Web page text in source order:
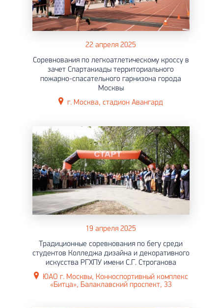
22 апреля 2025
Соревнования по легкоатлетическому кроссу в
зачет Спартакиады территориального
пожарно-спасательного гарнизона города
Москвы
г. Москва, стадион Авангард
19 апреля 2025
Традиционные соревнования по бегу среди
студентов Колледжа дизайна и декоративного
искусства РГХПУ имени С.Г. Строганова
ЮАО г. Москвы, Конноспортивный комплекс
«Битца», Балаклавский проспект, 33